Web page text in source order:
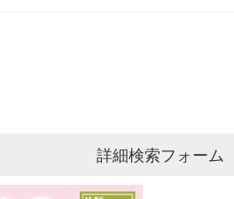
詳細検索フォーム